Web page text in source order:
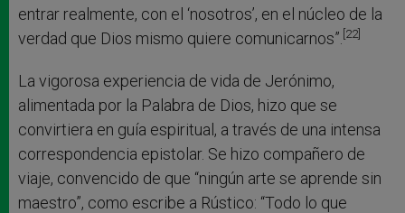
entrar realmente, con el ‘nosotros’, en el núcleo de la
verdad que Dios mismo quiere comunicarnos”. [22]
La vigorosa experiencia de vida de Jerónimo,
alimentada por la Palabra de Dios, hizo que se
convirtiera en guía espiritual, a través de una intensa
correspondencia epistolar. Se hizo compañero de
viaje, convencido de que “ningún arte se aprende sin
maestro”, como escribe a Rústico: “Todo lo que